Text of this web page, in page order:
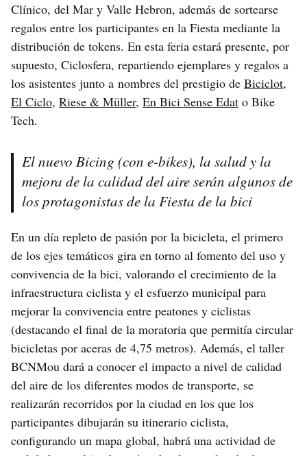
Clínico, del Mar y Valle Hebron, además de sortearse
regalos entre los participantes en la Fiesta mediante la
distribución de tokens. En esta feria estará presente, por
supuesto, Ciclosfera, repartiendo ejemplares y regalos a
los asistentes junto a nombres del prestigio de Biciclot,
El Ciclo, Riese & Müller, En Bici Sense Edat o Bike
Tech.
El nuevo Bicing (con e-bikes), la salud y la
mejora de la calidad del aire serán algunos de
los protagonistas de la Fiesta de la bici
En un día repleto de pasión por la bicicleta, el primero
de los ejes temáticos gira en torno al fomento del uso y
convivencia de la bici, valorando el crecimiento de la
infraestructura ciclista y el esfuerzo municipal para
mejorar la convivencia entre peatones y ciclistas
(destacando el final de la moratoria que permitía circular
bicicletas por aceras de 4,75 metros). Además, el taller
BCNMou dará a conocer el impacto a nivel de calidad
del aire de los diferentes modos de transporte, se
realizarán recorridos por la ciudad en los que los
participantes dibujarán su itinerario ciclista,
configurando un mapa global, habrá una actividad de